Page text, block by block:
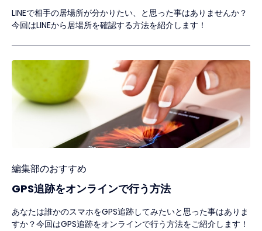
LINEで相手の居場所が分かりたい、と思った事はありませんか？
今回はLINEから居場所を確認する方法を紹介します！
編集部のおすすめ
GPS追跡をオンラインで行う方法
あなたは誰かのスマホをGPS追跡してみたいと思った事はありま
すか？今回はGPS追跡をオンラインで行う方法をご紹介します！